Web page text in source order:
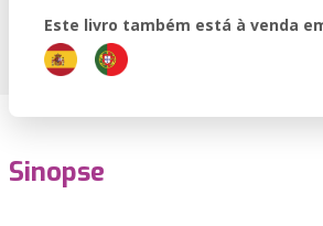
Este livro também está à venda
Sinopse